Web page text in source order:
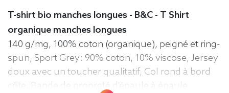
T-shirt bio manches longues - B&C - T Shirt
organique manches longues
140 g/mg, 100% coton (organique), peigné et ring-
spun, Sport Grey: 90% coton, 10% viscose, Jersey
doux avec un toucher qualitatif, Col rond à bord
côte, Bande de propreté d'épaule à épaule,